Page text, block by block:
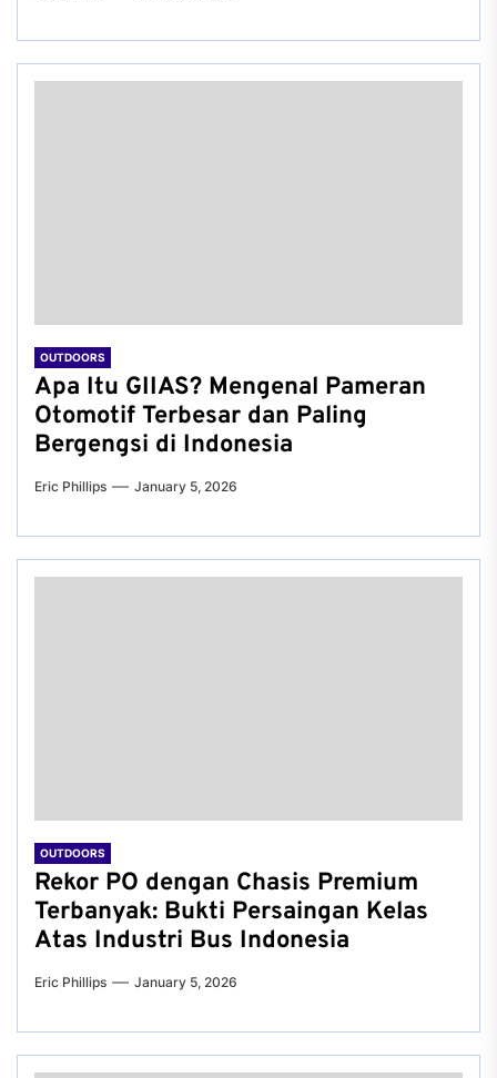
OUTDOORS
Apa Itu GIIAS? Mengenal Pameran
Otomotif Terbesar dan Paling
Bergengsi di Indonesia
Eric Phillips January 5, 2026
OUTDOORS
Rekor PO dengan Chasis Premium
Terbanyak: Bukti Persaingan Kelas
Atas Industri Bus Indonesia
Eric Phillips January 5, 2026